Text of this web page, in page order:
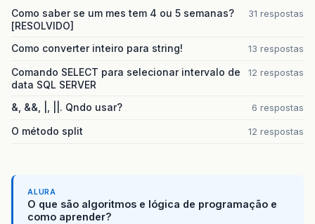
Como saber se um mes tem 4 ou 5 semanas?
[RESOLVIDO]
31 respostas
Como converter inteiro para string! 13 respostas
Comando SELECT para selecionar intervalo de
data SQL SERVER
12 respostas
&, &&, |, ||. Qndo usar? 6 respostas
O método split 12 respostas
ALURA
O que são algoritmos e lógica de programação e
como aprender?